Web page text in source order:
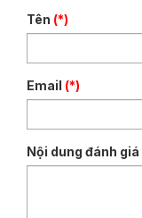
Tên (*)
Email (*)
Nội dung đánh giá